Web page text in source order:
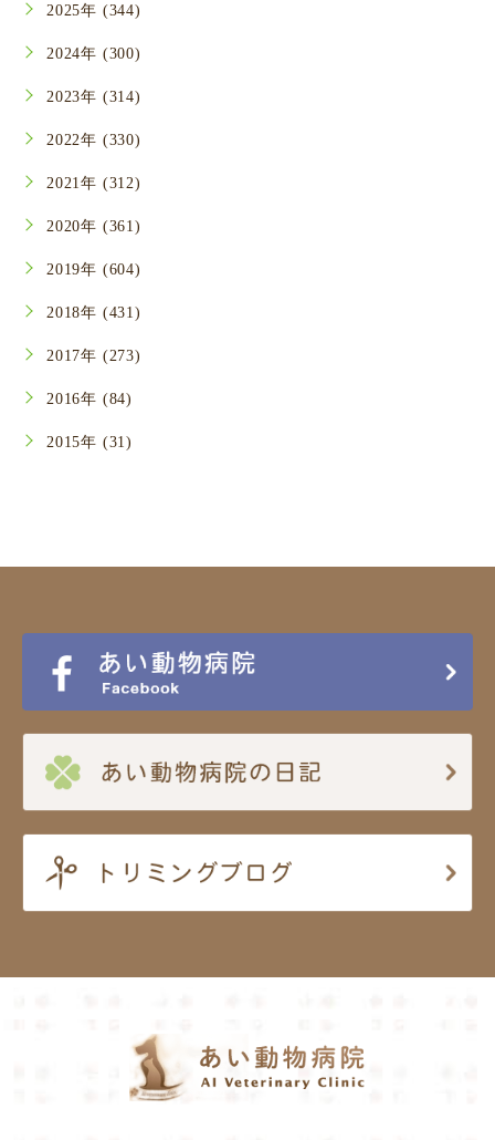
2025年 (344)
2024年 (300)
2023年 (314)
2022年 (330)
2021年 (312)
2020年 (361)
2019年 (604)
2018年 (431)
2017年 (273)
2016年 (84)
2015年 (31)